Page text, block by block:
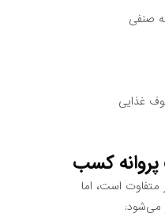
صنفی
غذایی
کسب
است، اما
می‌شود: